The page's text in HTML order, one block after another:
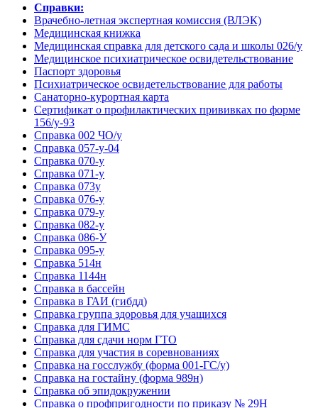
Справки:
Врачебно-летная экспертная комиссия (ВЛЭК)
Медицинская книжка
Медицинская справка для детского сада и школы 026/у
Медицинское психиатрическое освидетельствование
Паспорт здоровья
Психиатрическое освидетельствование для работы
Санаторно-курортная карта
Сертификат о профилактических прививках по форме
156/у-93
Справка 002 ЧО/у
Справка 057-у-04
Справка 070-у
Справка 071-у
Справка 073у
Справка 076-у
Справка 079-у
Справка 082-у
Справка 086-У
Справка 095-у
Справка 514н
Справка 1144н
Справка в бассейн
Справка в ГАИ (гибдд)
Справка группа здоровья для учащихся
Справка для ГИМС
Справка для сдачи норм ГТО
Справка для участия в соревнованиях
Справка на госслужбу (форма 001-ГС/у)
Справка на гостайну (форма 989н)
Справка об эпидокружении
Справка о профпригодности по приказу № 29Н